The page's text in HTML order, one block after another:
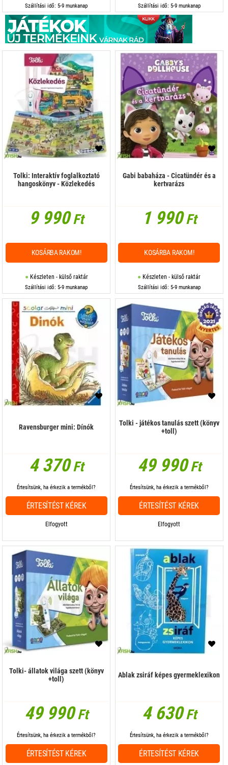
Szállítási idő: 5-9 munkanap Szállítási idő: 5-9 munkanap
Tolki: Interaktív foglalkoztató
hangoskönyv - Közlekedés
9 990Ft
Készleten - külső raktár
Szállítási idő: 5-9 munkanap
KOSÁRBA RAKOM!
Gabi babaháza - Cicatündér és a
kertvarázs
1 990Ft
Készleten - külső raktár
Szállítási idő: 5-9 munkanap
KOSÁRBA RAKOM!
Ravensburger mini: Dínók
4 370Ft
Elfogyott
Értesítsünk, ha érkezik a termékből?
ÉRTESÍTÉST KÉREK
Tolki - játékos tanulás szett (könyv
+toll)
49 990Ft
Elfogyott
Értesítsünk, ha érkezik a termékből?
ÉRTESÍTÉST KÉREK
Tolki- állatok világa szett (könyv
+toll)
49 990Ft
Értesítsünk, ha érkezik a termékből?
ÉRTESÍTÉST KÉREK
Ablak zsiráf képes gyermeklexikon
4 630Ft
Értesítsünk, ha érkezik a termékből?
ÉRTESÍTÉST KÉREK